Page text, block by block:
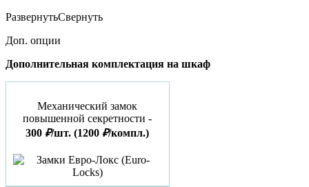
РазвернутьСвернуть
Доп. опции
Дополнительная комплектация на шкаф
Механический замок
повышенной секретности -
300₽/шт. (1200₽/компл.)